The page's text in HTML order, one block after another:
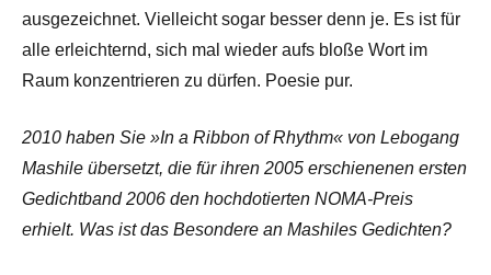
ausgezeichnet. Vielleicht sogar besser denn je. Es ist für
alle erleichternd, sich mal wieder aufs bloße Wort im
Raum konzentrieren zu dürfen. Poesie pur.
2010 haben Sie »In a Ribbon of Rhythm« von Lebogang
Mashile übersetzt, die für ihren 2005 erschienenen ersten
Gedichtband 2006 den hochdotierten NOMA-Preis
erhielt. Was ist das Besondere an Mashiles Gedichten?